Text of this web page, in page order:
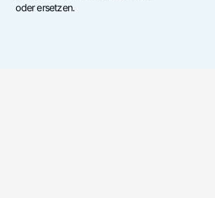
oder ersetzen.